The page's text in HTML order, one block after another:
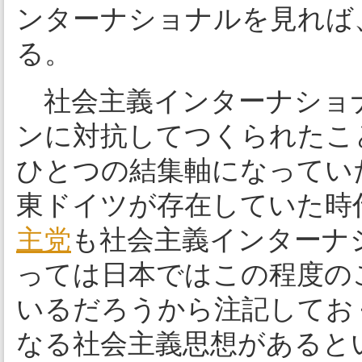
ンターナショナルを見れ
る。
社会主義インターナショ
ンに対抗してつくられた
ひとつの結集軸になって
東ドイツが存在していた
主党 も社会主義インター
っては日本ではこの程度
いるだろうから注記して
なる社会主義思想がある